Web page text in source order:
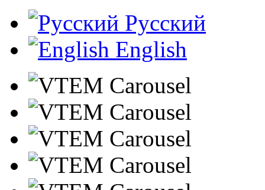
Русский
English